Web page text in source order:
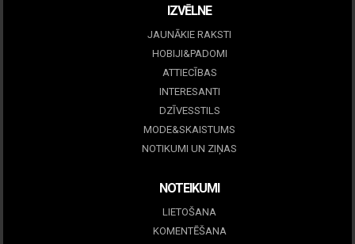
IZVĒLNE
JAUNĀKIE RAKSTI
HOBIJI&PADOMI
ATTIECĪBAS
INTERESANTI
DZĪVESSTILS
MODE&SKAISTUMS
NOTIKUMI UN ZIŅAS
NOTEIKUMI
LIETOŠANA
KOMENTĒŠANA